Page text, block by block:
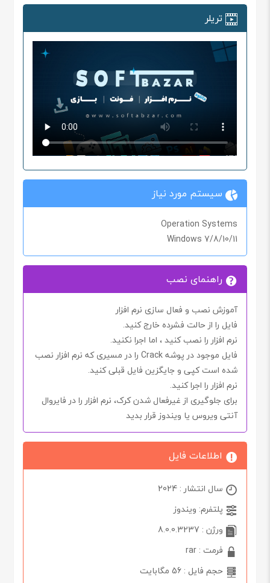
تریلر
سیستم مورد نیاز
Operation Systems
Windows 7/8/10/11
راهنمای نصب
آموزش نصب و فعال سازی نرم افزار
فایل را از حالت فشرده خارج کنید.
نرم افزار را نصب کنید ، اما اجرا نکنید.
فایل موجود در پوشهCrack را در مسیری که نرم افزار نصب
شده است کپی و جایگزین فایل قبلی کنید.
نرم افزار را اجرا کنید.
برای جلوگیری از غیرفعال شدنکرک، نرم افزار را درفایروال
آنتی ویروس یا ویندوزقرار بدید
اطلاعات فایل
سال انتشار : 2024
پلتفرم: ویندوز
ورژن : 8.0.0.3237
فرمت : rar
حجم فایل : 56 مگابایت